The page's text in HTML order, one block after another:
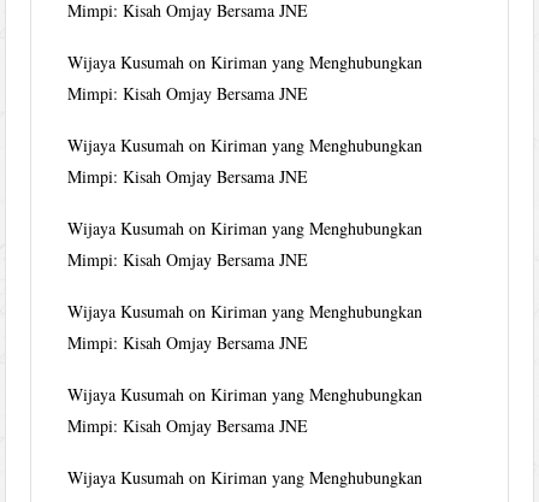
Mimpi: Kisah Omjay Bersama JNE
Wijaya Kusumah onKiriman yang Menghubungkan
Mimpi: Kisah Omjay Bersama JNE
Wijaya Kusumah onKiriman yang Menghubungkan
Mimpi: Kisah Omjay Bersama JNE
Wijaya Kusumah onKiriman yang Menghubungkan
Mimpi: Kisah Omjay Bersama JNE
Wijaya Kusumah onKiriman yang Menghubungkan
Mimpi: Kisah Omjay Bersama JNE
Wijaya Kusumah onKiriman yang Menghubungkan
Mimpi: Kisah Omjay Bersama JNE
Wijaya Kusumah onKiriman yang Menghubungkan